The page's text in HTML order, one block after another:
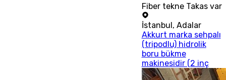
Fiber tekne Takas var
İstanbul , Adalar
Akkurt marka sehpalı
(tripodlu) hidrolik
boru bükme
makinesidir (2 inç